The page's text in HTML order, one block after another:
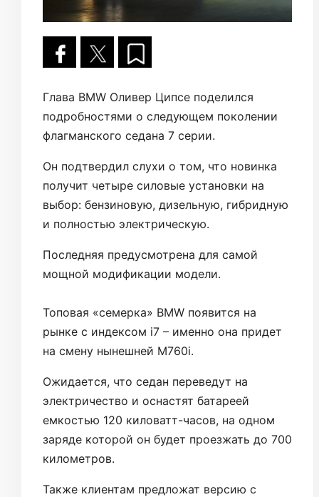
Глава BMW Оливер Ципсе поделился
подробностями о следующем поколении
флагманского седана 7 серии.
Он подтвердил слухи о том, что новинка
получит четыре силовые установки на
выбор: бензиновую, дизельную, гибридную
и полностью электрическую.
Последняя предусмотрена для самой
мощной модификации модели.
Топовая «семерка» BMW появится на
рынке с индексом i7 – именно она придет
на смену нынешней M760i.
Ожидается, что седан переведут на
электричество и оснастят батареей
емкостью 120 киловатт-часов, на одном
заряде которой он будет проезжать до 700
километров.
Также клиентам предложат версию с